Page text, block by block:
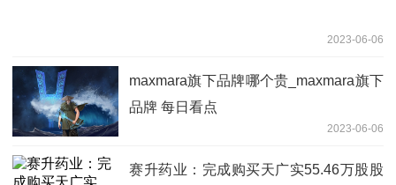
2023-06-06
maxmara旗下品牌哪个贵_maxmara旗下
品牌 每日看点
2023-06-06
赛升药业：完成购买天广实55.46万股股